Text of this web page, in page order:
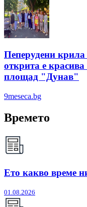
Пеперудени
открита е
площад "Дунав"
9meseca.bg
Времето
Ето какво време
01.08.2026